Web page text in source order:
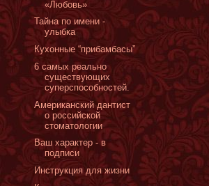
«Любовь»
Тайна по имени -
улыбка
Кухонные “прибамбасы”
6 самых реально
существующих
суперспособностей.
Американский дантист
о российской
стоматологии
Ваш характер - в
подписи
Инструкция для жизни